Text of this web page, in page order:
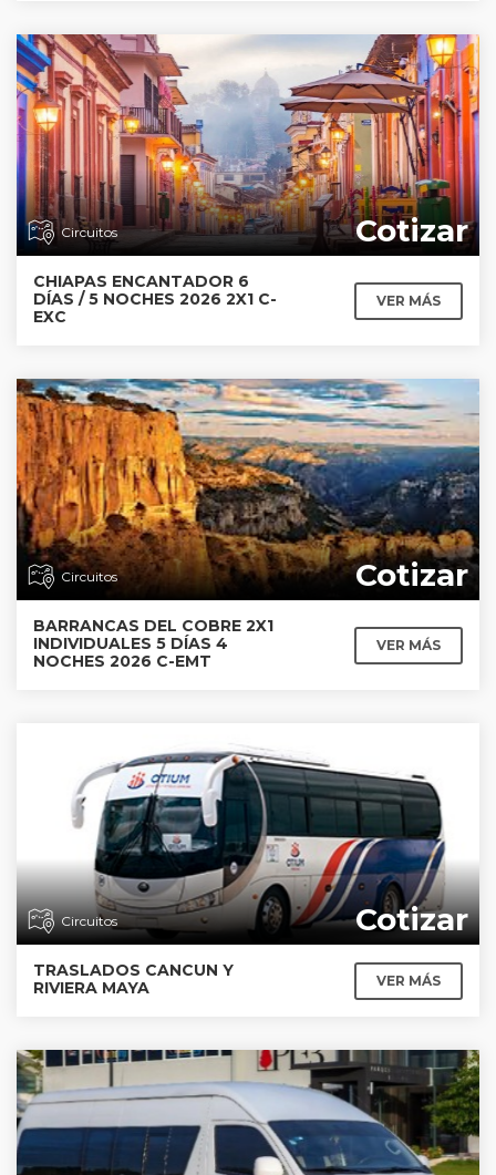
Circuitos Cotizar
CHIAPAS ENCANTADOR 6
DÍAS / 5 NOCHES 2026 2X1 C-
EXC
VER MÁS
Circuitos Cotizar
BARRANCAS DEL COBRE 2X1
INDIVIDUALES 5 DÍAS 4
NOCHES 2026 C-EMT
VER MÁS
Circuitos Cotizar
TRASLADOS CANCUN Y
RIVIERA MAYA
VER MÁS